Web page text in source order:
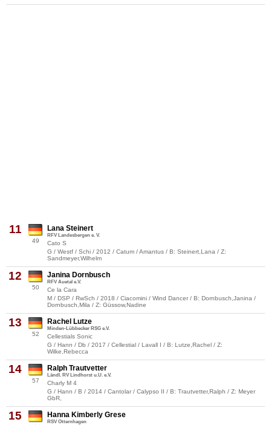
11
49
Lana Steinert
RFV Landesbergen e. V.
Cato S
G / Westf / Schi / 2012 / Catum / Amantus / B: Steinert,Lana / Z:
Sandmeyer,Wilhelm
12
50
Janina Dornbusch
RFV Auetal e.V.
Ce la Cara
M / DSP / RwSch / 2018 / Ciacomini / Wind Dancer / B: Dornbusch,Janina /
Dornbusch,Mila / Z: Güssow,Nadine
13
52
Rachel Lutze
Minden-Lübbecker RSG e.V.
Cellestials Sonic
G / Hann / Db / 2017 / Cellestial / Lavall I / B: Lutze,Rachel / Z:
Wilke,Rebecca
14
57
Ralph Trautvetter
Ländl. RV Lindhorst u.U. e.V.
Charly M 4
G / Hann / B / 2014 / Cantolar / Calypso II / B: Trautvetter,Ralph / Z: Meyer
GbR,
15 Hanna Kimberly Grese
RSV Otternhagen